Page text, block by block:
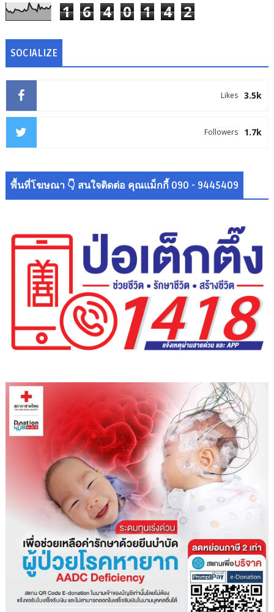
1 6 4 0 1 4 2
SOCIALIZE
3.5k
Likes
1.7k
Followers
พื้นที่โฆษณา 👇 สนใจติดต่อ คุณแม็กกี้ 090 - 9445409